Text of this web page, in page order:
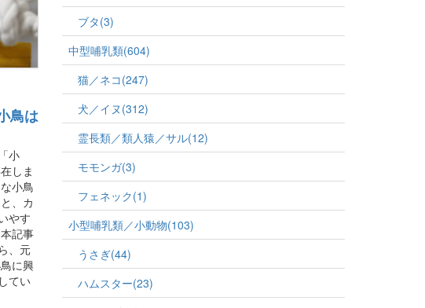
鳥は
小
しま
小鳥
、カ
やす
記事
、元
に興
てい
ブタ(3)
中型哺乳類(604)
猫／ネコ(247)
犬／イヌ(312)
霊長類／類人猿／サル(12)
モモンガ(3)
フェネック(1)
小型哺乳類／小動物(103)
うさぎ(44)
ハムスター(23)